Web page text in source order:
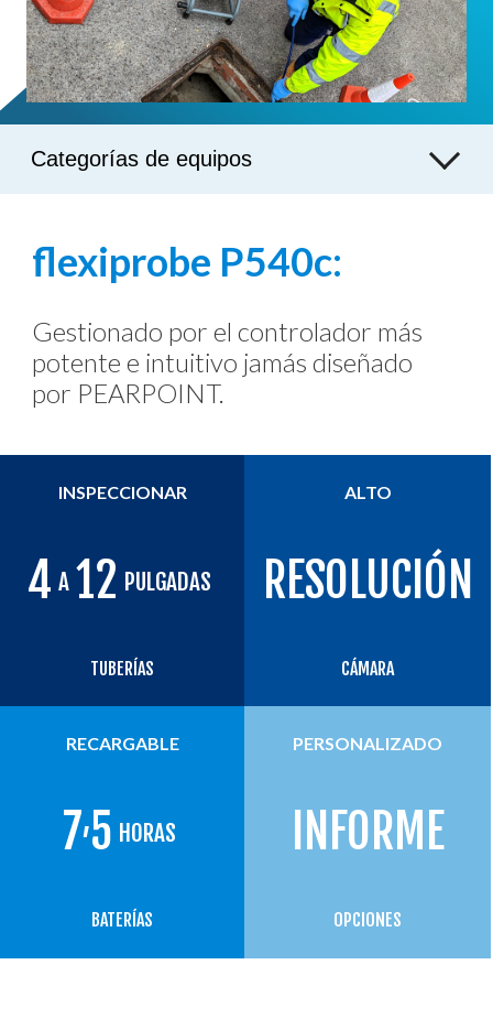
Categorías de equipos
flexiprobe P540c:
Gestionado por el controlador más
potente e intuitivo jamás diseñado
por PEARPOINT.
INSPECCIONAR
4 A 12 PULGADAS
TUBERÍAS
ALTO
RESOLUCIÓN
CÁMARA
RECARGABLE
7,5 HORAS
BATERÍAS
PERSONALIZADO
INFORME
OPCIONES